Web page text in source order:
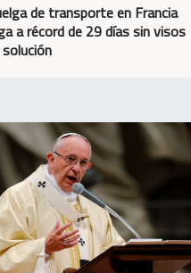
de transporte en Francia
a récord de 29 días sin visos